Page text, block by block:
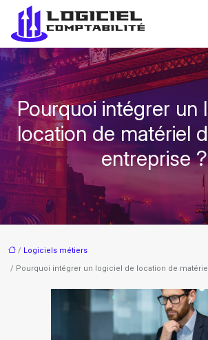
Pourquoi intégrer un
location de matériel
entreprise ?
/ Logiciels métiers
/ Pourquoi intégrer un logiciel de location de